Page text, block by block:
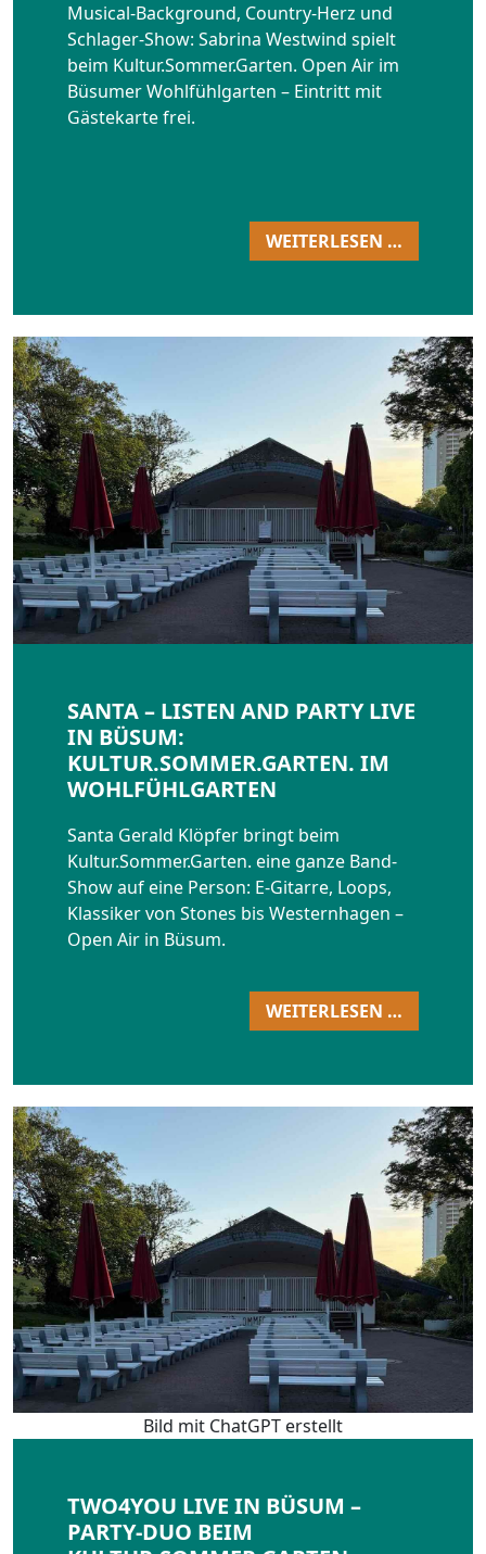
Musical-Background, Country-Herz und
Schlager-Show: Sabrina Westwind spielt
beim Kultur.Sommer.Garten. Open Air im
Büsumer Wohlfühlgarten – Eintritt mit
Gästekarte frei.
WEITERLESEN …
SANTA – LISTEN AND PARTY LIVE
IN BÜSUM:
KULTUR.SOMMER.GARTEN. IM
WOHLFÜHLGARTEN
Santa Gerald Klöpfer bringt beim
Kultur.Sommer.Garten. eine ganze Band-
Show auf eine Person: E-Gitarre, Loops,
Klassiker von Stones bis Westernhagen –
Open Air in Büsum.
WEITERLESEN …
Bild mit ChatGPT erstellt
TWO4YOU LIVE IN BÜSUM –
PARTY-DUO BEIM